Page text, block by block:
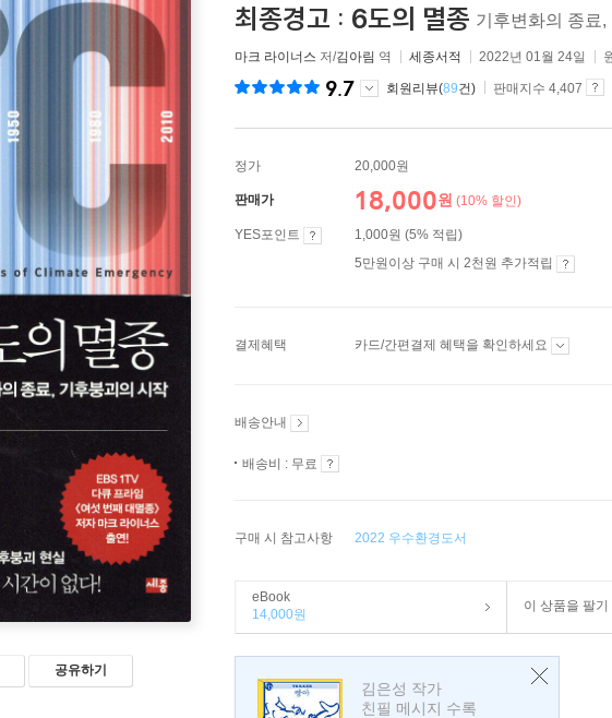
공유하기
최종경고 : 6도의 멸종 기후변화의 종료
마크 라이너스 저/김아림 역 세종서적 2022년 01월 24일
9.7 회원리뷰(89건) 판매지수 4,407
정가 20,000원
판매가 18,000원 (10% 할인)
YES포인트
1,000원 (5% 적립)
5만원이상 구매 시 2천원 추가적립
결제혜택 카드/간편결제 혜택을 확인하세요
배송안내
배송비 : 무료
구매 시 참고사항 2022 우수환경도서
eBook
14,000원
이 상품을 팔기
김은성 작가
친필 메시지 수록